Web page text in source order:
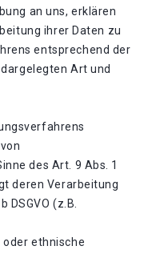
an uns, erklären
ihrer Daten zu
entsprechend der
Art und
des Art. 9 Abs. 1
deren Verarbeitung
DSGVO (z.B.
ethnische